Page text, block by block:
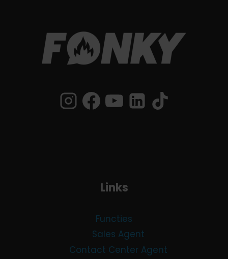
Links
Functies
Sales Agent
Contact Center Agent